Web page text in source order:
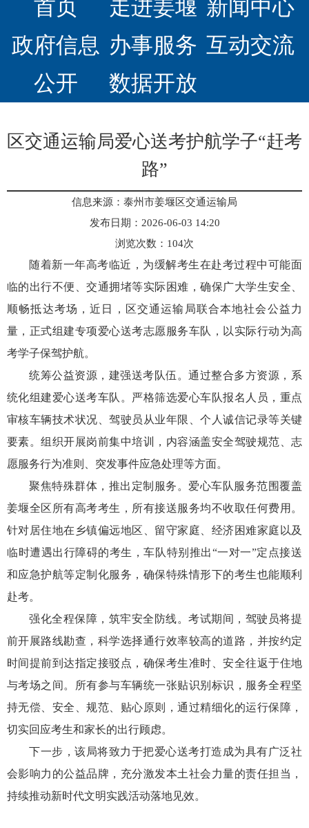
首页 走进姜堰 新闻中心
政府信息
公开
办事服务 互动交流
数据开放
区交通运输局爱心送考护航学子“赶考
路”
信息来源：泰州市姜堰区交通运输局
发布日期：2026-06-03 14:20
浏览次数： 104次
随着新一年高考临近，为缓解考生在赴考过程中可能面
临的出行不便、交通拥堵等实际困难，确保广大学生安全、
顺畅抵达考场，近日，区交通运输局联合本地社会公益力
量，正式组建专项爱心送考志愿服务车队，以实际行动为高
考学子保驾护航。
统筹公益资源，建强送考队伍。通过整合多方资源，系
统化组建爱心送考车队。严格筛选爱心车队报名人员，重点
审核车辆技术状况、驾驶员从业年限、个人诚信记录等关键
要素。组织开展岗前集中培训，内容涵盖安全驾驶规范、志
愿服务行为准则、突发事件应急处理等方面。
聚焦特殊群体，推出定制服务。爱心车队服务范围覆盖
姜堰全区所有高考考生，所有接送服务均不收取任何费用。
针对居住地在乡镇偏远地区、留守家庭、经济困难家庭以及
临时遭遇出行障碍的考生，车队特别推出“一对一”定点接送
和应急护航等定制化服务，确保特殊情形下的考生也能顺利
赴考。
强化全程保障，筑牢安全防线。考试期间，驾驶员将提
前开展路线勘查，科学选择通行效率较高的道路，并按约定
时间提前到达指定接驳点，确保考生准时、安全往返于住地
与考场之间。所有参与车辆统一张贴识别标识，服务全程坚
持无偿、安全、规范、贴心原则，通过精细化的运行保障，
切实回应考生和家长的出行顾虑。
下一步，该局将致力于把爱心送考打造成为具有广泛社
会影响力的公益品牌，充分激发本土社会力量的责任担当，
持续推动新时代文明实践活动落地见效。